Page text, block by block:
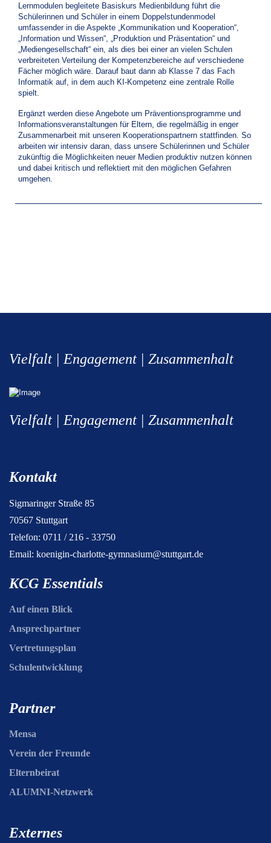
Lernmodulen begleitete Basiskurs Medienbildung führt die
Schülerinnen und Schüler in einem Doppelstundenmodel
umfassender in die Aspekte „Kommunikation und Kooperation“,
„Information und Wissen“, „Produktion und Präsentation“ und
„Mediengesellschaft“ ein, als dies bei einer an vielen Schulen
verbreiteten Verteilung der Kompetenzbereiche auf verschiedene
Fächer möglich wäre. Darauf baut dann ab Klasse 7 das Fach
Informatik auf, in dem auch KI-Kompetenz eine zentrale Rolle
spielt.
Ergänzt werden diese Angebote um Präventionsprogramme und
Informationsveranstaltungen für Eltern, die regelmäßig in enger
Zusammenarbeit mit unseren Kooperationspartnern stattfinden. So
arbeiten wir intensiv daran, dass unsere Schülerinnen und Schüler
zukünftig die Möglichkeiten neuer Medien produktiv nutzen können
und dabei kritisch und reflektiert mit den möglichen Gefahren
umgehen.
Vielfalt | Engagement | Zusammenhalt
Vielfalt | Engagement | Zusammenhalt
Kontakt
Sigmaringer Straße 85
70567 Stuttgart
Telefon: 0711 / 216 - 33750
Email: koenigin-charlotte-gymnasium@stuttgart.de
KCG Essentials
Auf einen Blick
Ansprechpartner
Vertretungsplan
Schulentwicklung
Partner
Mensa
Verein der Freunde
Elternbeirat
ALUMNI-Netzwerk
Externes